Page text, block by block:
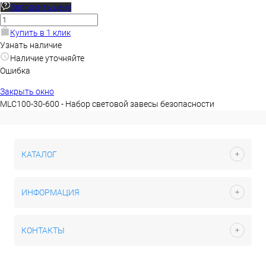
Запросить цену
Купить в 1 клик
Узнать наличие
Наличие уточняйте
Ошибка
Закрыть окно
MLC100-30-600 - Набор световой завесы безопасности
КАТАЛОГ
ИНФОРМАЦИЯ
КОНТАКТЫ